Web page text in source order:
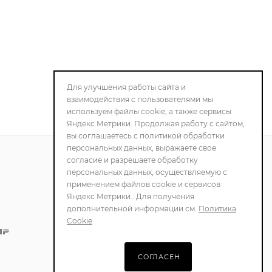
ПОЛИТИКА
КОНФИДЕНЦИАЛЬНОСТИ
Для улучшения работы сайта и
взаимодействия с пользователями мы
используем файлы cookie, а также сервисы
Яндекс Метрики. Продолжая работу с сайтом,
вы соглашаетесь с политикой обработки
персональных данных, выражаете свое
согласие и разрешаете обработку
персональных данных, осуществляемую с
применением файлов cookie и сервисов
Яндекс Метрики.. Для получения
дополнительной информации см. Политика
Cookie
СОГЛАСЕН